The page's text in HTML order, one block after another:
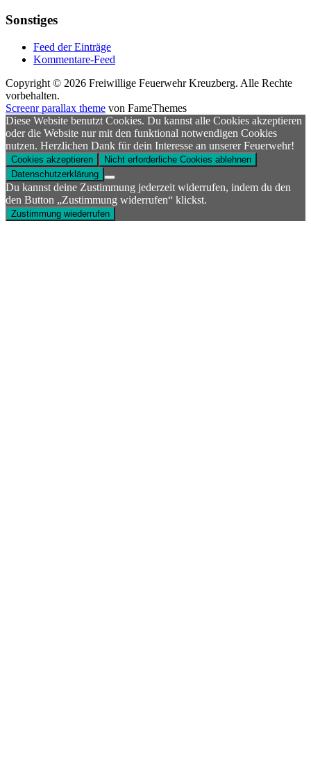
Sonstiges
Feed der Einträge
Kommentare-Feed
Copyright © 2026 Freiwillige Feuerwehr Kreuzberg. Alle Rechte
vorbehalten.
Screenr parallax theme von FameThemes
Diese Website benutzt Cookies. Du kannst alle Cookies akzeptieren
oder die Website nur mit den funktional notwendigen Cookies
nutzen. Herzlichen Dank für dein Interesse an unserer Feuerwehr!
Cookies akzeptieren
Nicht erforderliche Cookies ablehnen
Datenschutzerklärung
Du kannst deine Zustimmung jederzeit widerrufen, indem du den
den Button „Zustimmung widerrufen“ klickst.
Zustimmung wiederrufen